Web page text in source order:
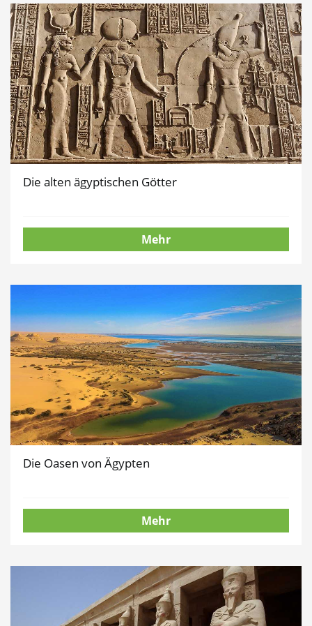
Die alten ägyptischen Götter
Mehr
Die Oasen von Ägypten
Mehr